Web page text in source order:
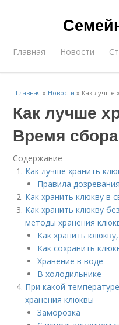
Главная Новости
Главная » Новости » Как лучше
Как лучше
Время сбора
Содержание
Как лучше хранить
Правила дозревания
Как хранить клюкву в
Как хранить клюкву
методы хранения
Как хранить
Как сохранить
Хранение в воде
В холодильнике
При какой
хранения клюквы
Заморозка